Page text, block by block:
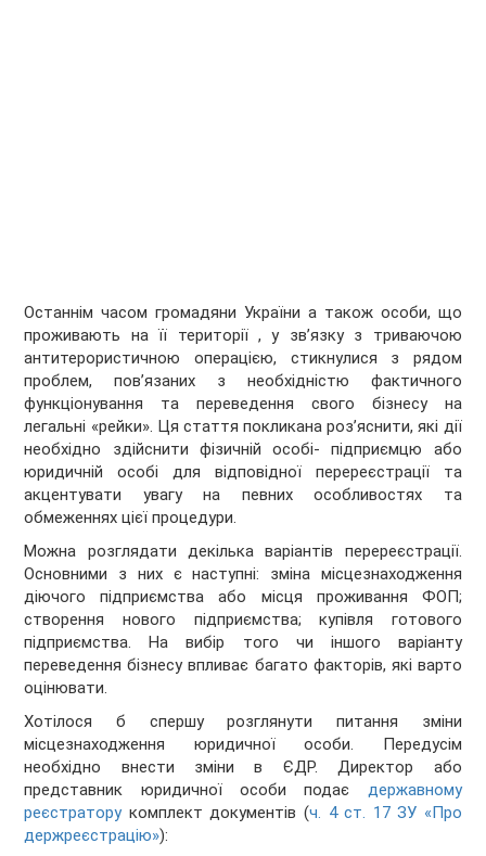
Останнім часом громадяни України а також особи, що
проживають на її території , у зв’язку з триваючою
антитерористичною операцією, стикнулися з рядом
проблем, пов’язаних з необхідністю фактичного
функціонування та переведення свого бізнесу на
легальні «рейки». Ця стаття покликана роз’яснити, які дії
необхідно здійснити фізичній особі- підприємцю або
юридичній особі для відповідної перереєстрації та
акцентувати увагу на певних особливостях та
обмеженнях цієї процедури.
Можна розглядати декілька варіантів перереєстрації.
Основними з них є наступні: зміна місцезнаходження
діючого підприємства або місця проживання ФОП;
створення нового підприємства; купівля готового
підприємства. На вибір того чи іншого варіанту
переведення бізнесу впливає багато факторів, які варто
оцінювати.
Хотілося б спершу розглянути питання зміни
місцезнаходження юридичної особи. Передусім
необхідно внести зміни в ЄДР. Директор або
представник юридичної особи подає державному
реєстраторукомплект документів (ч. 4 ст. 17 ЗУ «Про
держреєстрацію»):